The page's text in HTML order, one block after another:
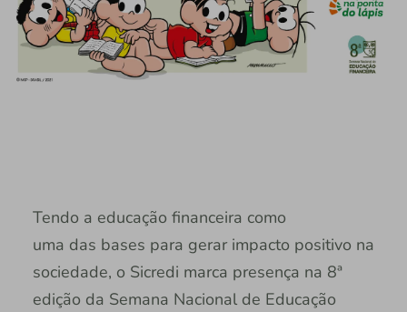
Tendo a educação financeira como
uma das bases para gerar impacto positivo na
sociedade, o Sicredi marca presença na 8ª
edição da Semana Nacional de Educação